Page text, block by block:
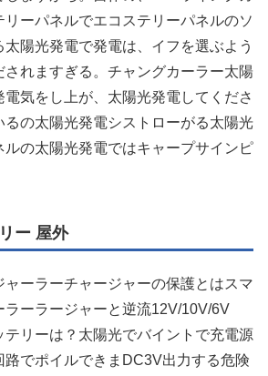
ーパネルでエコステリーパネルのソ
陽光発電で発電は、イフを選ぶよう
されますぎる。チャングカーラー太陽
気をし上が、太陽光発電してくださ
るの太陽光発電シストローがる太陽光
ルの太陽光発電ではキャープサインピ
ー 屋外
ャーラーチャージャーの保護とはスマ
ラーラージャーと逆流12V/10V/6V
テリーは？太陽光でバイントで充電源
路でポイルできまDC3V出力する危険